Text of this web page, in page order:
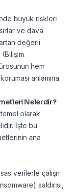
büyük riskleri
ve dava
değerli
hem
anlamına
Nelerdir?
olarak
İşte bu
ana
verilerle çalışır.
saldırısı,